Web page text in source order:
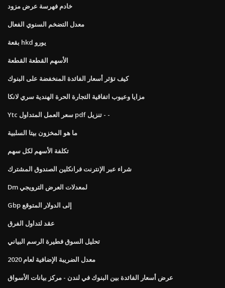
خادم فهرسة عرض مزود
معدل التضخم السنوي الفعال
بقعة hkd يورو
الأسهم القطعة القطعة
كيف تؤثر أسعار الفائدة المنخفضة على البنوك
مزايا وعيوب اتفاقية التجارة الحرة الهندية سري لانكا
Ytc سعر العمل المتداول pdf تنزيل - -
ما هو المخزون بيتا السلبية
تكلفة الأسهم لكل سهم
شراء عبر الإنترنت فرانكلين الصندوق المشترك
Dm لمعدلات العرض الترويجي
Gbp إلى الدولار المتوقع
عقد لتداول الفرق
تحليل السوق فطيرة الرسم البياني
معدل الضريبة الإضافية لعام 2020
عرض أسعار الفائدة بين البنوك في لندن - مركز بيانات الأسواق